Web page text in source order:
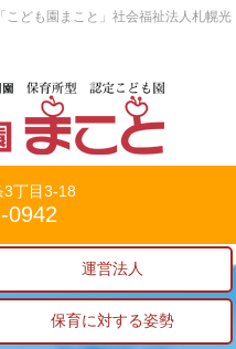
ども園まこと」社会福祉法人札幌光
3丁目3-18
0942
運営法人
保育に対する姿勢